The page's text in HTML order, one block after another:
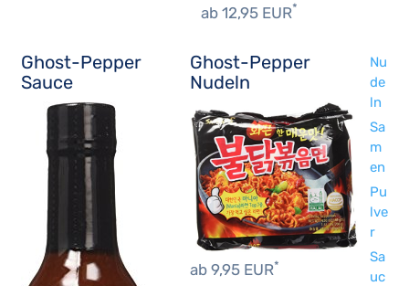
ab 12,95 EUR*
Ghost-Pepper
Sauce
Ghost-Pepper
Nudeln
ab 9,95 EUR*
Nu
de
ln
Sa
m
en
Pu
lve
r
Sa
uc